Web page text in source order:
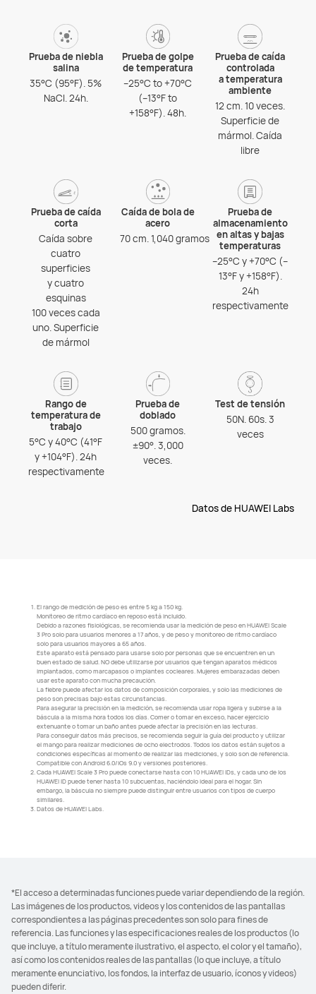
Prueba de niebla
salina
35°C (95°F). 5%
NaCl. 24h.
Prueba de golpe
de temperatura
–25°C to +70°C
(–13°F to
+158°F). 48h.
Prueba de caída
controlada
a temperatura
ambiente
12 cm. 10 veces.
Superficie de
mármol. Caída
libre
Prueba de caída
corta
Caída sobre
cuatro
superficies
y cuatro
esquinas
100 veces cada
uno. Superficie
de mármol
Caída de bola de
acero
70 cm. 1,040 gramos
Prueba de
almacenamiento
en altas y bajas
temperaturas
–25°C y +70°C (–
13°F y +158°F).
24h
respectivamente
Rango de
temperatura de
trabajo
5°C y 40°C (41°F
y +104°F). 24h
respectivamente
Prueba de
doblado
500 gramos.
±90°. 3,000
veces.
Test de tensión
50N. 60s. 3
veces
Datos de HUAWEI Labs
1. El rango de medición de peso es entre 5 kg a 150 kg.
Monitoreo de ritmo cardíaco en reposo está incluido.
Debido a razones fisiológicas, se recomienda usar la medición de peso en HUAWEI Scale
3 Pro solo para usuarios menores a 17 años, y de peso y monitoreo de ritmo cardíaco
solo para usuarios mayores a 65 años.
Este aparato está pensado para usarse solo por personas que se encuentren en un
buen estado de salud. NO debe utilizarse por usuarios que tengan aparatos médicos
implantados, como marcapasos o implantes cocleares. Mujeres embarazadas deben
usar este aparato con mucha precaución.
La fiebre puede afectar los datos de composición corporales, y solo las mediciones de
peso son precisas bajo estas circunstancias.
Para asegurar la precisión en la medición, se recomienda usar ropa ligera y subirse a la
báscula a la misma hora todos los días. Comer o tomar en exceso, hacer ejercicio
extenuante o tomar un baño antes puede afectar la precisión en las lecturas.
Para conseguir datos más precisos, se recomienda seguir la guía del producto y utilizar
el mango para realizar mediciones de ocho electrodos. Todos los datos están sujetos a
condiciones específicas al momento de realizar las mediciones, y solo son de referencia.
Compatible con Android 6.0/iOs 9.0 y versiones posteriores.
2. Cada HUAWEI Scale 3 Pro puede conectarse hasta con 10 HUAWEI IDs, y cada uno de los
HUAWEI ID puede tener hasta 10 subcuentas, haciéndolo ideal para el hogar. Sin
embargo, la báscula no siempre puede distinguir entre usuarios con tipos de cuerpo
similares.
3. Datos de HUAWEI Labs.
*El acceso a determinadas funciones puede variar dependiendo de la región.
Las imágenes de los productos, videos y los contenidos de las pantallas
correspondientes a las páginas precedentes son solo para fines de
referencia. Las funciones y las especificaciones reales de los productos (lo
que incluye, a título meramente ilustrativo, el aspecto, el color y el tamaño),
así como los contenidos reales de las pantallas (lo que incluye, a título
meramente enunciativo, los fondos, la interfaz de usuario, íconos y videos)
pueden diferir.